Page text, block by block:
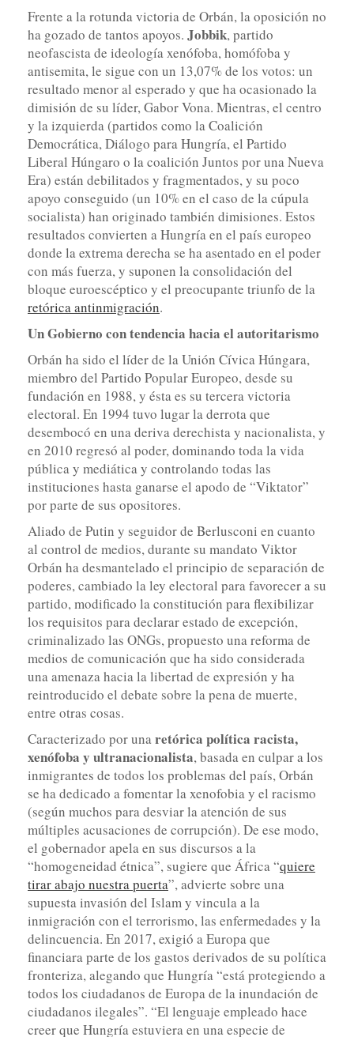
Frente a la rotunda victoria de Orbán, la oposición no
ha gozado de tantos apoyos. Jobbik, partido
neofascista de ideología xenófoba, homófoba y
antisemita, le sigue con un 13,07% de los votos: un
resultado menor al esperado y que ha ocasionado la
dimisión de su líder, Gabor Vona. Mientras, el centro
y la izquierda (partidos como la Coalición
Democrática, Diálogo para Hungría, el Partido
Liberal Húngaro o la coalición Juntos por una Nueva
Era) están debilitados y fragmentados, y su poco
apoyo conseguido (un 10% en el caso de la cúpula
socialista) han originado también dimisiones. Estos
resultados convierten a Hungría en el país europeo
donde la extrema derecha se ha asentado en el poder
con más fuerza, y suponen la consolidación del
bloque euroescéptico y el preocupante triunfo de la
retórica antinmigración.
Un Gobierno con tendencia hacia el autoritarismo
Orbán ha sido el líder de la Unión Cívica Húngara,
miembro del Partido Popular Europeo, desde su
fundación en 1988, y ésta es su tercera victoria
electoral. En 1994 tuvo lugar la derrota que
desembocó en una deriva derechista y nacionalista, y
en 2010 regresó al poder, dominando toda la vida
pública y mediática y controlando todas las
instituciones hasta ganarse el apodo de “Viktator”
por parte de sus opositores.
Aliado de Putin y seguidor de Berlusconi en cuanto
al control de medios, durante su mandato Viktor
Orbán ha desmantelado el principio de separación de
poderes, cambiado la ley electoral para favorecer a su
partido, modificado la constitución para flexibilizar
los requisitos para declarar estado de excepción,
criminalizado las ONGs, propuesto una reforma de
medios de comunicación que ha sido considerada
una amenaza hacia la libertad de expresión y ha
reintroducido el debate sobre la pena de muerte,
entre otras cosas.
Caracterizado por unaretórica política racista,
xenófoba y ultranacionalista, basada en culpar a los
inmigrantes de todos los problemas del país, Orbán
se ha dedicado a fomentar la xenofobia y el racismo
(según muchos para desviar la atención de sus
múltiples acusaciones de corrupción). De ese modo,
el gobernador apela en sus discursos a la
“homogeneidad étnica”, sugiere que África “quiere
tirar abajo nuestra puerta”, advierte sobre una
supuesta invasión del Islam y vincula a la
inmigración con el terrorismo, las enfermedades y la
delincuencia. En 2017, exigió a Europa que
financiara parte de los gastos derivados de su política
fronteriza, alegando que Hungría “está protegiendo a
todos los ciudadanos de Europa de la inundación de
ciudadanos ilegales”. “El lenguaje empleado hace
creer que Hungría estuviera en una especie de